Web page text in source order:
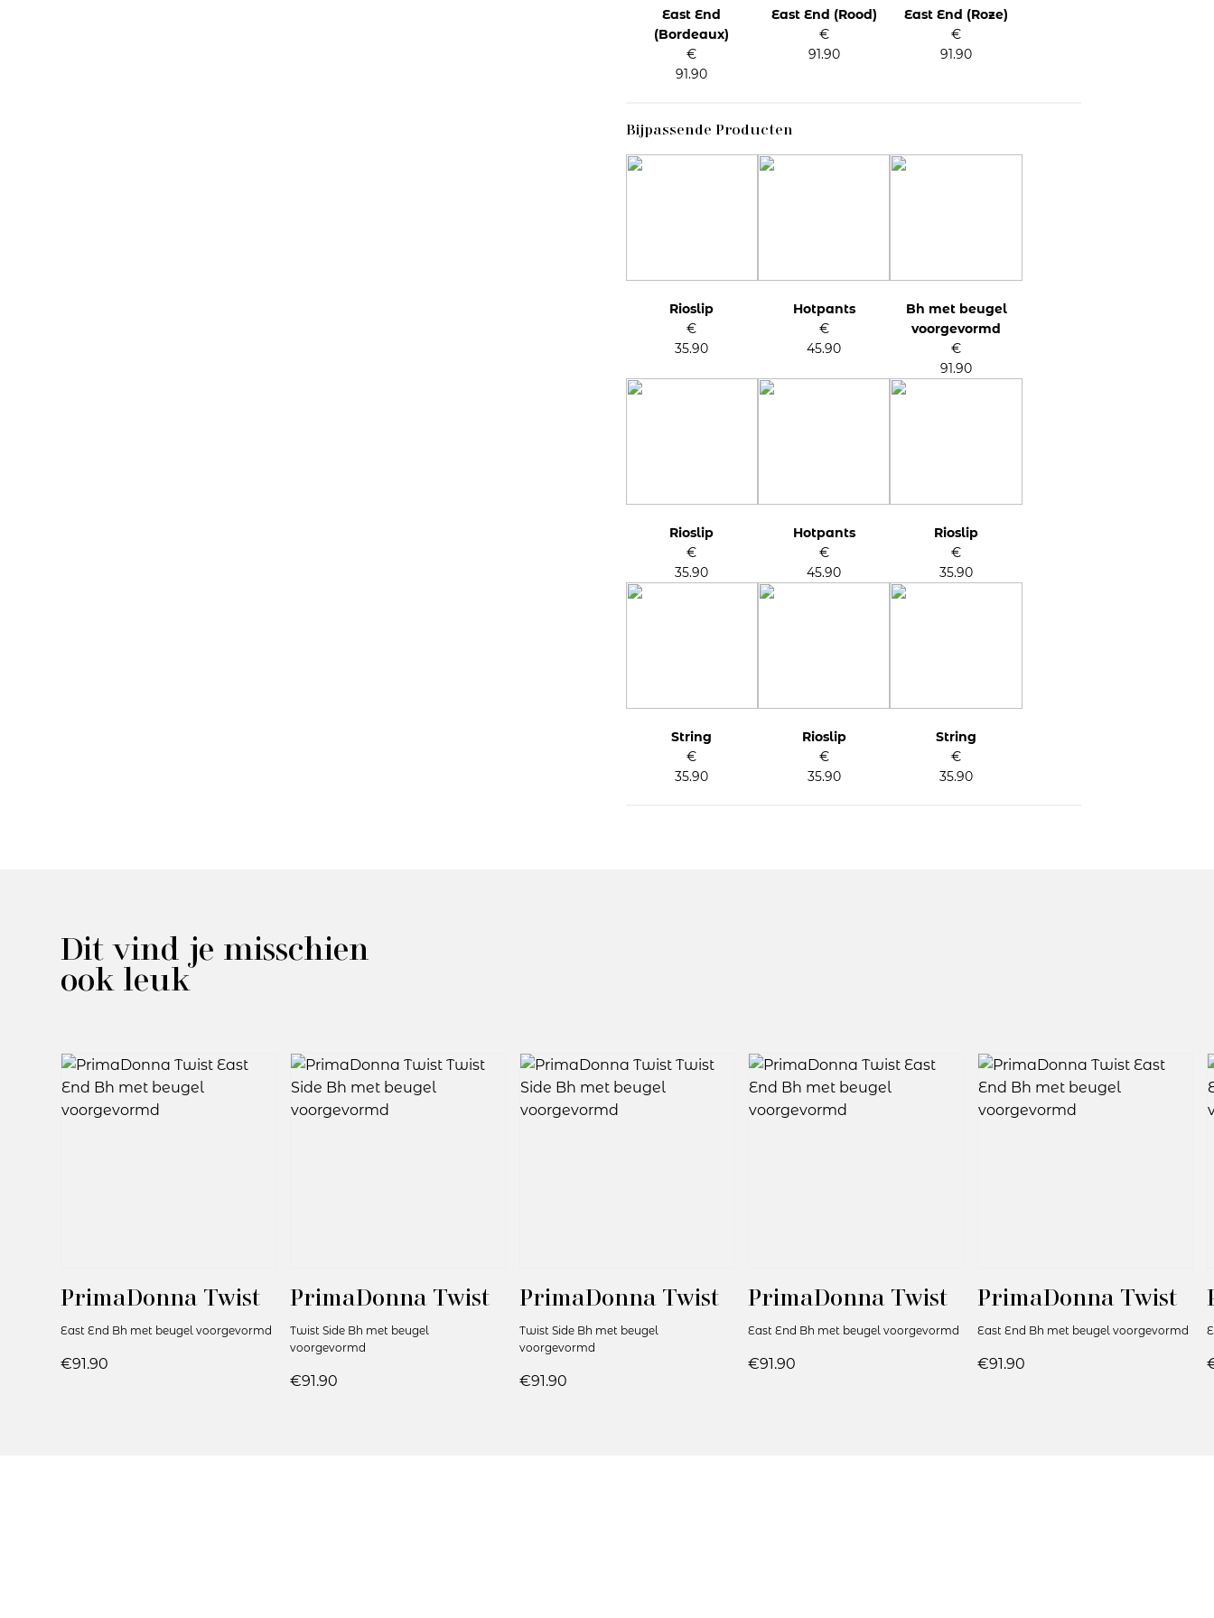
East End
(Bordeaux)
€
91.90
East End (Rood)
€
91.90
East End (Roze)
€
91.90
Bijpassende Producten
Rioslip
€
35.90
Hotpants
€
45.90
Bh met beugel
voorgevormd
€
91.90
Rioslip
€
35.90
Hotpants
€
45.90
Rioslip
€
35.90
String
€
35.90
Rioslip
€
35.90
String
€
35.90
Dit vind je misschien
ook leuk
PrimaDonna Twist
East End Bh met beugel voorgevormd
€91.90
PrimaDonna Twist
Twist Side Bh met beugel
voorgevormd
€91.90
PrimaDonna Twist
Twist Side Bh met beugel
voorgevormd
€91.90
PrimaDonna Twist
East End Bh met beugel voorgevormd
€91.90
PrimaDonna Twist
East End Bh met beugel voorgevormd
€91.90